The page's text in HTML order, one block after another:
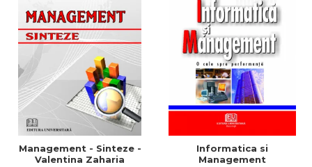
Management - Sinteze -
Valentina Zaharia
Informatica si
Management